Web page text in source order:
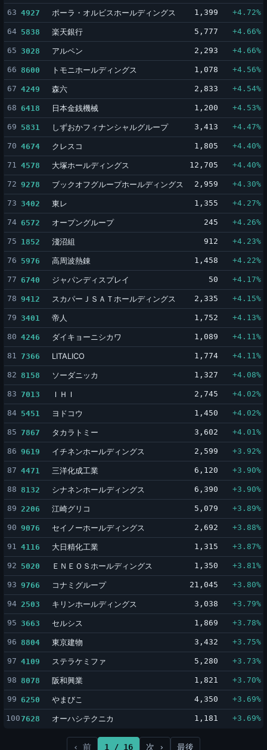
63 4927 ポーラ・オルビスホールディングス 1,399 +4.72%
64 5838 楽天銀行 5,777 +4.66%
65 3028 アルペン 2,293 +4.66%
66 8600 トモニホールディングス 1,078 +4.56%
67 4249 森六 2,833 +4.54%
68 6418 日本金銭機械 1,200 +4.53%
69 5831 しずおかフィナンシャルグループ 3,413 +4.47%
70 4674 クレスコ 1,805 +4.40%
71 4578 大塚ホールディングス 12,705 +4.40%
72 9278 ブックオフグループホールディングス 2,959 +4.30%
73 3402 東レ 1,355 +4.27%
74 6572 オープングループ 245 +4.26%
75 1852 淺沼組 912 +4.23%
76 5976 高周波熱錬 1,458 +4.22%
77 6740 ジャパンディスプレイ 50 +4.17%
78 9412 スカパーＪＳＡＴホールディングス 2,335 +4.15%
79 3401 帝人 1,752 +4.13%
80 4246 ダイキョーニシカワ 1,089 +4.11%
81 7366 LITALICO 1,774 +4.11%
82 8158 ソーダニッカ 1,327 +4.08%
83 7013 ＩＨＩ 2,745 +4.02%
84 5451 ヨドコウ 1,450 +4.02%
85 7867 タカラトミー 3,602 +4.01%
86 9619 イチネンホールディングス 2,599 +3.92%
87 4471 三洋化成工業 6,120 +3.90%
88 8132 シナネンホールディングス 6,390 +3.90%
89 2206 江崎グリコ 5,079 +3.89%
90 9076 セイノーホールディングス 2,692 +3.88%
91 4116 大日精化工業 1,315 +3.87%
92 5020 ＥＮＥＯＳホールディングス 1,350 +3.81%
93 9766 コナミグループ 21,045 +3.80%
94 2503 キリンホールディングス 3,038 +3.79%
95 3663 セルシス 1,869 +3.78%
96 8804 東京建物 3,432 +3.75%
97 4109 ステラケミファ 5,280 +3.73%
98 8078 阪和興業 1,821 +3.70%
99 6250 やまびこ 4,350 +3.69%
100 7628 オーハシテクニカ 1,181 +3.69%
‹ 前 1 / 16 次 › 最後